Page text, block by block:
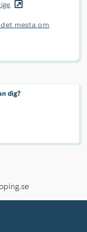
mesta om
dig?